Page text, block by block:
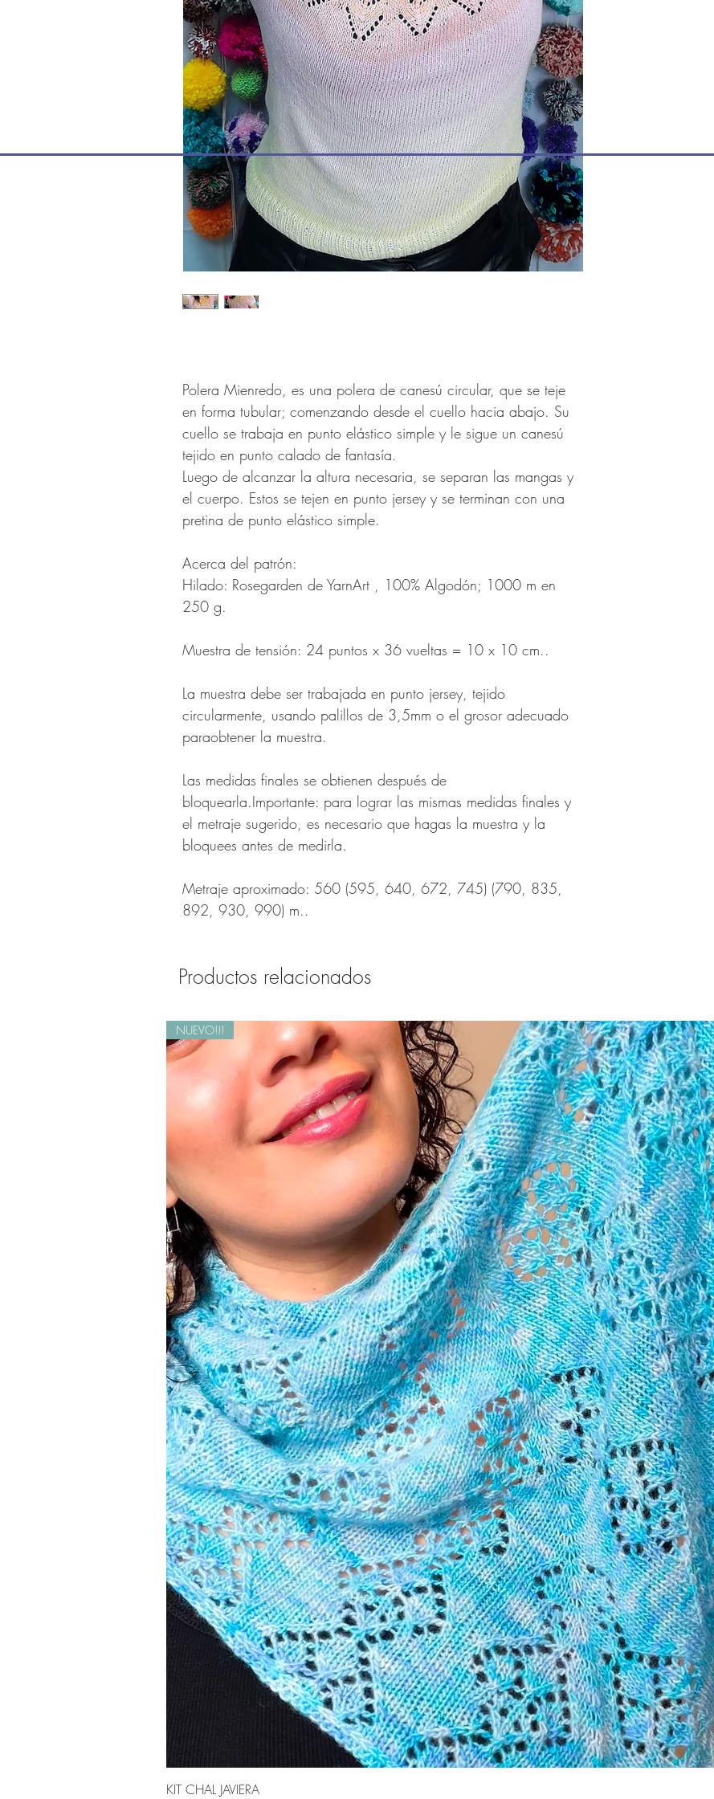
Polera Mienredo, es una polera de canesú circular, que se teje
en forma tubular; comenzando desde el cuello hacia abajo. Su
cuello se trabaja en punto elástico simple y le sigue un canesú
tejido en punto calado de fantasía.
Luego de alcanzar la altura necesaria, se separan las mangas y
el cuerpo. Estos se tejen en punto jersey y se terminan con una
pretina de punto elástico simple.
Acerca del patrón:
Hilado: Rosegarden de YarnArt , 100% Algodón; 1000 m en
250 g.
Muestra de tensión: 24 puntos x 36 vueltas = 10 x 10 cm..
La muestra debe ser trabajada en punto jersey, tejido
circularmente, usando palillos de 3,5mm o el grosor adecuado
paraobtener la muestra.
Las medidas finales se obtienen después de
bloquearla.Importante: para lograr las mismas medidas finales y
el metraje sugerido, es necesario que hagas la muestra y la
bloquees antes de medirla.
Metraje aproximado: 560 (595, 640, 672, 745) (790, 835,
892, 930, 990) m..
Productos relacionados
NUEVO!!!
KIT CHAL JAVIERA